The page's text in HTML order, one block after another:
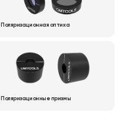
Поляризационная оптика
Поляризационные призмы